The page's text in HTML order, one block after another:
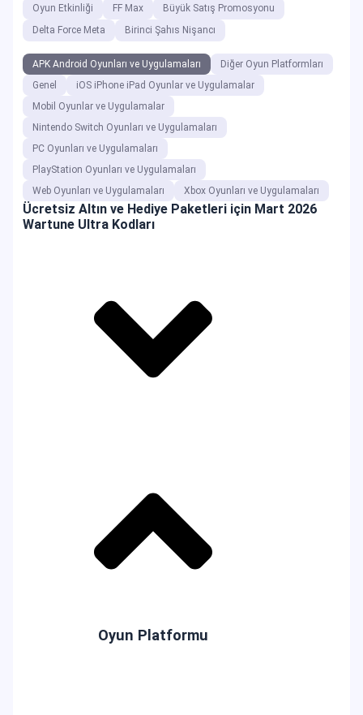
Oyun Etkinliği
FF Max
Büyük Satış Promosyonu
Delta Force Meta
Birinci Şahıs Nişancı
APK Android Oyunları ve Uygulamaları
Diğer Oyun Platformları
Genel
iOS iPhone iPad Oyunlar ve Uygulamalar
Mobil Oyunlar ve Uygulamalar
Nintendo Switch Oyunları ve Uygulamaları
PC Oyunları ve Uygulamaları
PlayStation Oyunları ve Uygulamaları
Web Oyunları ve Uygulamaları
Xbox Oyunları ve Uygulamaları
Ücretsiz Altın ve Hediye Paketleri için Mart 2026
Wartune Ultra Kodları
Oyun Platformu